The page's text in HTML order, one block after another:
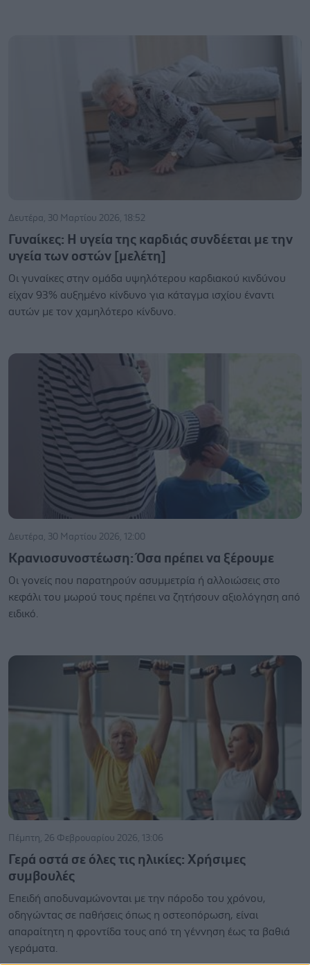
Δευτέρα, 30 Μαρτίου 2026, 18:52
Γυναίκες: Η υγεία της καρδιάς συνδέεται με την
υγεία των οστών [μελέτη]
Οι γυναίκες στην ομάδα υψηλότερου καρδιακού κινδύνου
είχαν 93% αυξημένο κίνδυνο για κάταγμα ισχίου έναντι
αυτών με τον χαμηλότερο κίνδυνο.
Δευτέρα, 30 Μαρτίου 2026, 12:00
Κρανιοσυνοστέωση: Όσα πρέπει να ξέρουμε
Οι γονείς που παρατηρούν ασυμμετρία ή αλλοιώσεις στο
κεφάλι του μωρού τους πρέπει να ζητήσουν αξιολόγηση από
ειδικό.
Πέμπτη, 26 Φεβρουαρίου 2026, 13:06
Γερά οστά σε όλες τις ηλικίες: Χρήσιμες
συμβουλές
Επειδή αποδυναμώνονται με την πάροδο του χρόνου,
οδηγώντας σε παθήσεις όπως η οστεοπόρωση, είναι
απαραίτητη η φροντίδα τους από τη γέννηση έως τα βαθιά
γεράματα.